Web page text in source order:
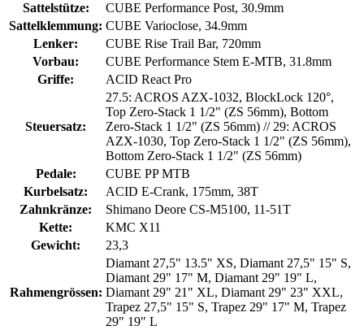
Sattelstütze:
CUBE Performance Post, 30.9mm
Sattelklemmung: CUBE Varioclose, 34.9mm
Lenker:
CUBE Rise Trail Bar, 720mm
Vorbau:
CUBE Performance Stem E-MTB, 31.8mm
Griffe:
ACID React Pro
Steuersatz:
27.5: ACROS AZX-1032, BlockLock 120°,
Top Zero-Stack 1 1/2" (ZS 56mm), Bottom
Zero-Stack 1 1/2" (ZS 56mm) // 29: ACROS
AZX-1030, Top Zero-Stack 1 1/2" (ZS 56mm),
Bottom Zero-Stack 1 1/2" (ZS 56mm)
Pedale:
CUBE PP MTB
Kurbelsatz:
ACID E-Crank, 175mm, 38T
Zahnkränze:
Shimano Deore CS-M5100, 11-51T
Kette:
KMC X11
Gewicht:
23,3
Rahmengrössen:
Diamant 27,5" 13.5" XS, Diamant 27,5" 15" S,
Diamant 29" 17" M, Diamant 29" 19" L,
Diamant 29" 21" XL, Diamant 29" 23" XXL,
Trapez 27,5" 15" S, Trapez 29" 17" M, Trapez
29" 19" L